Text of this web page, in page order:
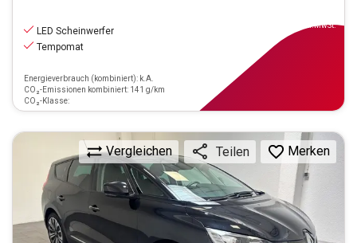
LED Scheinwerfer
Tempomat
Energieverbrauch (kombiniert): k.A.
CO₂-Emissionen kombiniert: 141 g/km
CO₂-Klasse:
inkl.MwSt.
Vergleichen Teilen Merken